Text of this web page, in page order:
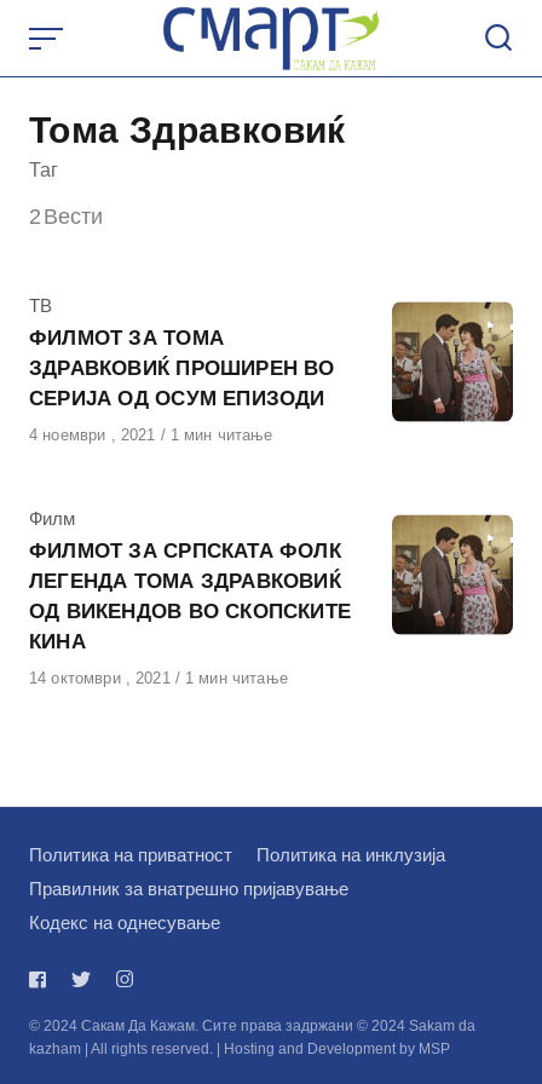
content
Тома Здравковиќ
Таг
2 Вести
КАтегорија
ТВ
ФИЛМОТ ЗА ТОМА
ЗДРАВКОВИЌ ПРОШИРЕН ВО
СЕРИЈА ОД ОСУМ ЕПИЗОДИ
Објавено
4 ноември , 2021 1 мин читање
КАтегорија
Филм
ФИЛМОТ ЗА СРПСКАТА ФОЛК
ЛЕГЕНДА ТОМА ЗДРАВКОВИЌ
ОД ВИКЕНДОВ ВО СКОПСКИТЕ
КИНА
Објавено
14 октомври , 2021 1 мин читање
Политика на приватност
Политика на инклузија
Правилник за внатрешно пријавување
Кодекс на однесување
© 2024 Сакам Да Кажам. Сите права задржани © 2024 Sakam da
kazham | All rights reserved. | Hosting and Development by MSP